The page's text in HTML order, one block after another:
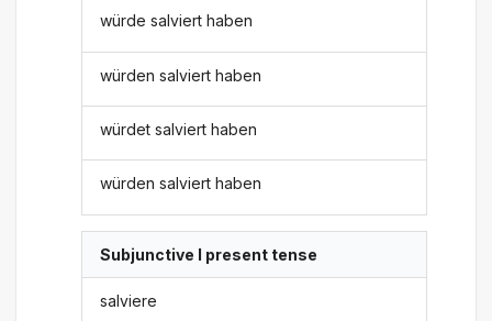
würde salviert haben
würden salviert haben
würdet salviert haben
würden salviert haben
Subjunctive I present tense
salviere